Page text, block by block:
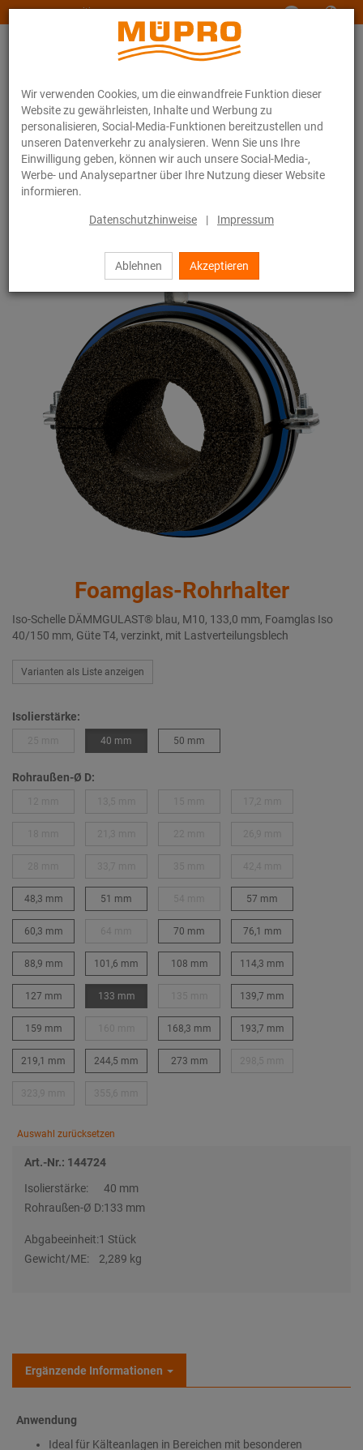
Wir verwenden Cookies, um die einwandfreie Funktion dieser
Website zu gewährleisten, Inhalte und Werbung zu
personalisieren, Social-Media-Funktionen bereitzustellen und
unseren Datenverkehr zu analysieren. Wenn Sie uns Ihre
Einwilligung geben, können wir auch unsere Social-Media-,
Werbe- und Analysepartner über Ihre Nutzung dieser Website
informieren.
Datenschutzhinweise | Impressum
Ablehnen Akzeptieren
www.muepro-maritim.com
Online-Katalog Befestigungstechnik
Rohrschellen
Foamglas-Rohrhalter
Foamglas-Rohrhalter
Iso-Schelle DÄMMGULAST® blau, M10, 133,0 mm, Foamglas Iso
40/150 mm, Güte T4, verzinkt, mit Lastverteilungsblech
Varianten als Liste anzeigen
Isolierstärke:
40 mm 50 mm
Rohraußen-Ø D:
48,3 mm 51 mm 57 mm
60,3 mm 70 mm 76,1 mm
88,9 mm 101,6 mm 108 mm 114,3 mm
127 mm 133 mm 139,7 mm
159 mm 168,3 mm 193,7 mm
219,1 mm 244,5 mm 273 mm
Auswahl zurücksetzen
Art.-Nr.: 144724
Isolierstärke:
40 mm
Rohraußen-Ø D:133 mm
Abgabeeinheit:1 Stück
Gewicht/ME:
2,289 kg
Ergänzende Informationen
Anwendung
Ideal für Kälteanlagen in Bereichen mit besonderen